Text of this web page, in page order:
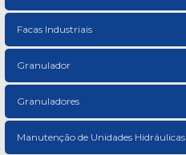
Facas Industriais
Granulador
Granuladores
Manutenção de Unidades Hidráulicas